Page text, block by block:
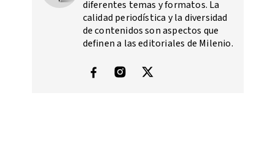
diferentes temas y formatos. La
calidad periodística y la diversidad
de contenidos son aspectos que
definen a las editoriales de Milenio.